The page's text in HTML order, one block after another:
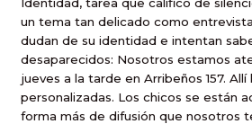
un tema tan delicado como
dudan de su identidad e intentan
desaparecidos: Nosotros estamos
jueves a la tarde en Arribeños 157.
personalizadas. Los chicos se están
forma más de difusión que nosotros